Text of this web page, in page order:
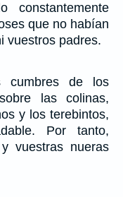
constantemente
que no habían
vuestros padres.
cumbres de los
las colinas,
y los terebintos,
Por tanto,
vuestras nueras